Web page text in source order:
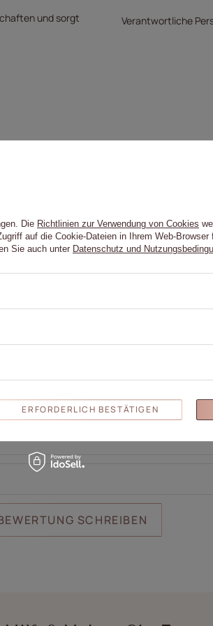
und sorgt
Verantwortliche
5/5
SCHREIBEN
Die Richtlinien zur Verwendung von Cookies
auf die Cookie-Dateien in Ihrem Web-
Sie auch unter Datenschutz und
ERFORDERLICH BESTÄTIGEN